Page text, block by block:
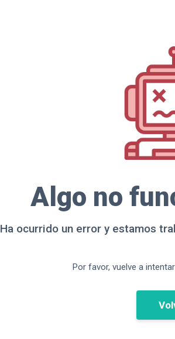
Algo no
Ha ocurrido un error y estamos
Por favor, vuelve a